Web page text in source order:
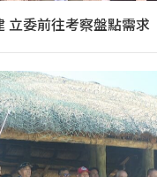
立委前往考察盤點需求